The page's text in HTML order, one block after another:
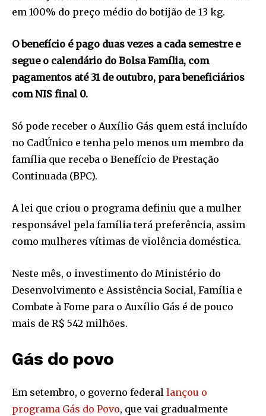
em 100% do preço médio do botijão de 13 kg.
O benefício é pago duas vezes a cada semestre e
segue o calendário do Bolsa Família, com
pagamentos até 31 de outubro, para beneficiários
com NIS final 0.
Só pode receber o Auxílio Gás quem está incluído
no CadÚnico e tenha pelo menos um membro da
família que receba o Benefício de Prestação
Continuada (BPC).
A lei que criou o programa definiu que a mulher
responsável pela família terá preferência, assim
como mulheres vítimas de violência doméstica.
Neste mês, o investimento do Ministério do
Desenvolvimento e Assistência Social, Família e
Combate à Fome para o Auxílio Gás é de pouco
mais de R$ 542 milhões.
Gás do povo
Em setembro, o governo federal lançou o
programa Gás do Povo, que vai gradualmente